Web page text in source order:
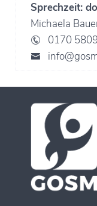
Sprechzeit:
Michaela
0170